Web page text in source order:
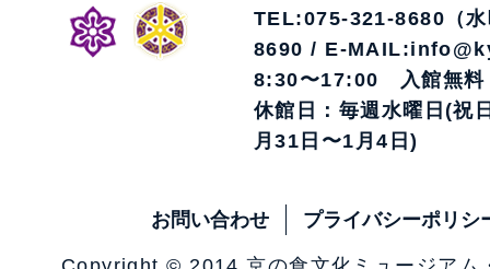
TEL:075-321-8680（
8690 / E-
8:30〜17:00 入館無料
休館日：毎週水曜日(祝
月31日〜1月4日)
お問い合わせ プライバシーポリシ